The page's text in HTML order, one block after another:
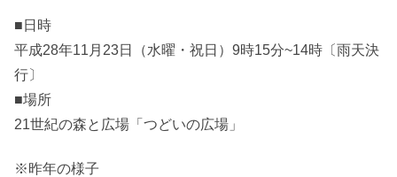
■日時
平成28年11月23日（水曜・祝日）9時15分~14時〔雨天決
行〕
■場所
21世紀の森と広場「つどいの広場」
※昨年の様子